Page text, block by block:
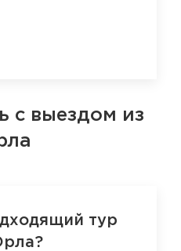
с выездом из
тур